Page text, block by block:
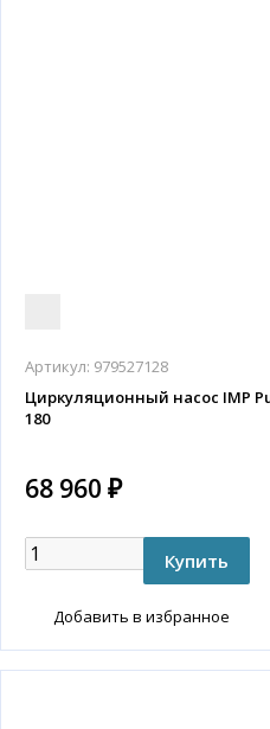
Артикул: 979527128
Циркуляционный насос IMP
180
68 960 ₽
Добавить в избранное